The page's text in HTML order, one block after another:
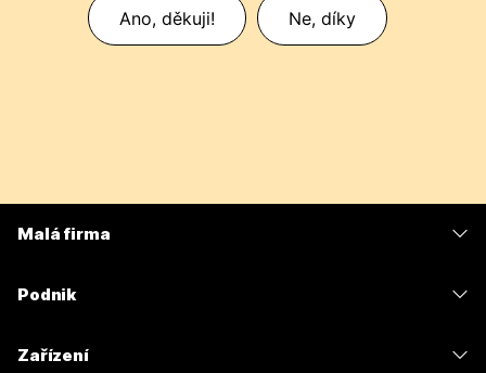
Ano, děkuji! Ne, díky
Malá firma
Podnik
Zařízení